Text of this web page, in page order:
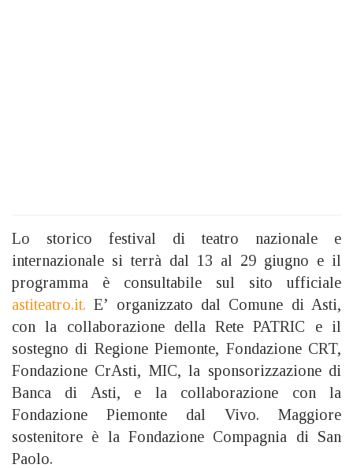
Lo storico festival di teatro nazionale e
internazionale si terrà dal 13 al 29 giugno e il
programma è consultabile sul sito ufficiale
astiteatro.it.E’ organizzato dal Comune di Asti,
con la collaborazione della Rete PATRIC e il
sostegno di Regione Piemonte, Fondazione CRT,
Fondazione CrAsti, MIC, la sponsorizzazione di
Banca di Asti, e la collaborazione con la
Fondazione Piemonte dal Vivo. Maggiore
sostenitore è la Fondazione Compagnia di San
Paolo.